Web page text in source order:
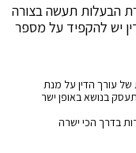
הבעלות תעשה בצורה
יש להקפיד על מספר
עורך הדין על מנת
בנושא באופן ישר
בדרך הכי ישרה